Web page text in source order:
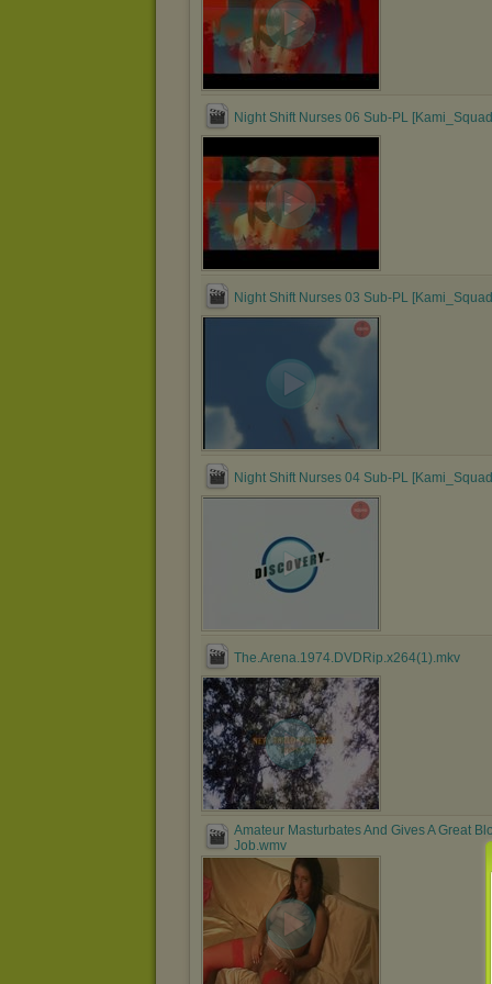
Night Shift Nurses 06 Sub-PL
Night Shift Nurses 03 Sub-PL
Night Shift Nurses 04 Sub-PL
The.Arena.1974.DVDRip.x264(1).mkv
Amateur Masturbates And Gives A Great
Job.wmv